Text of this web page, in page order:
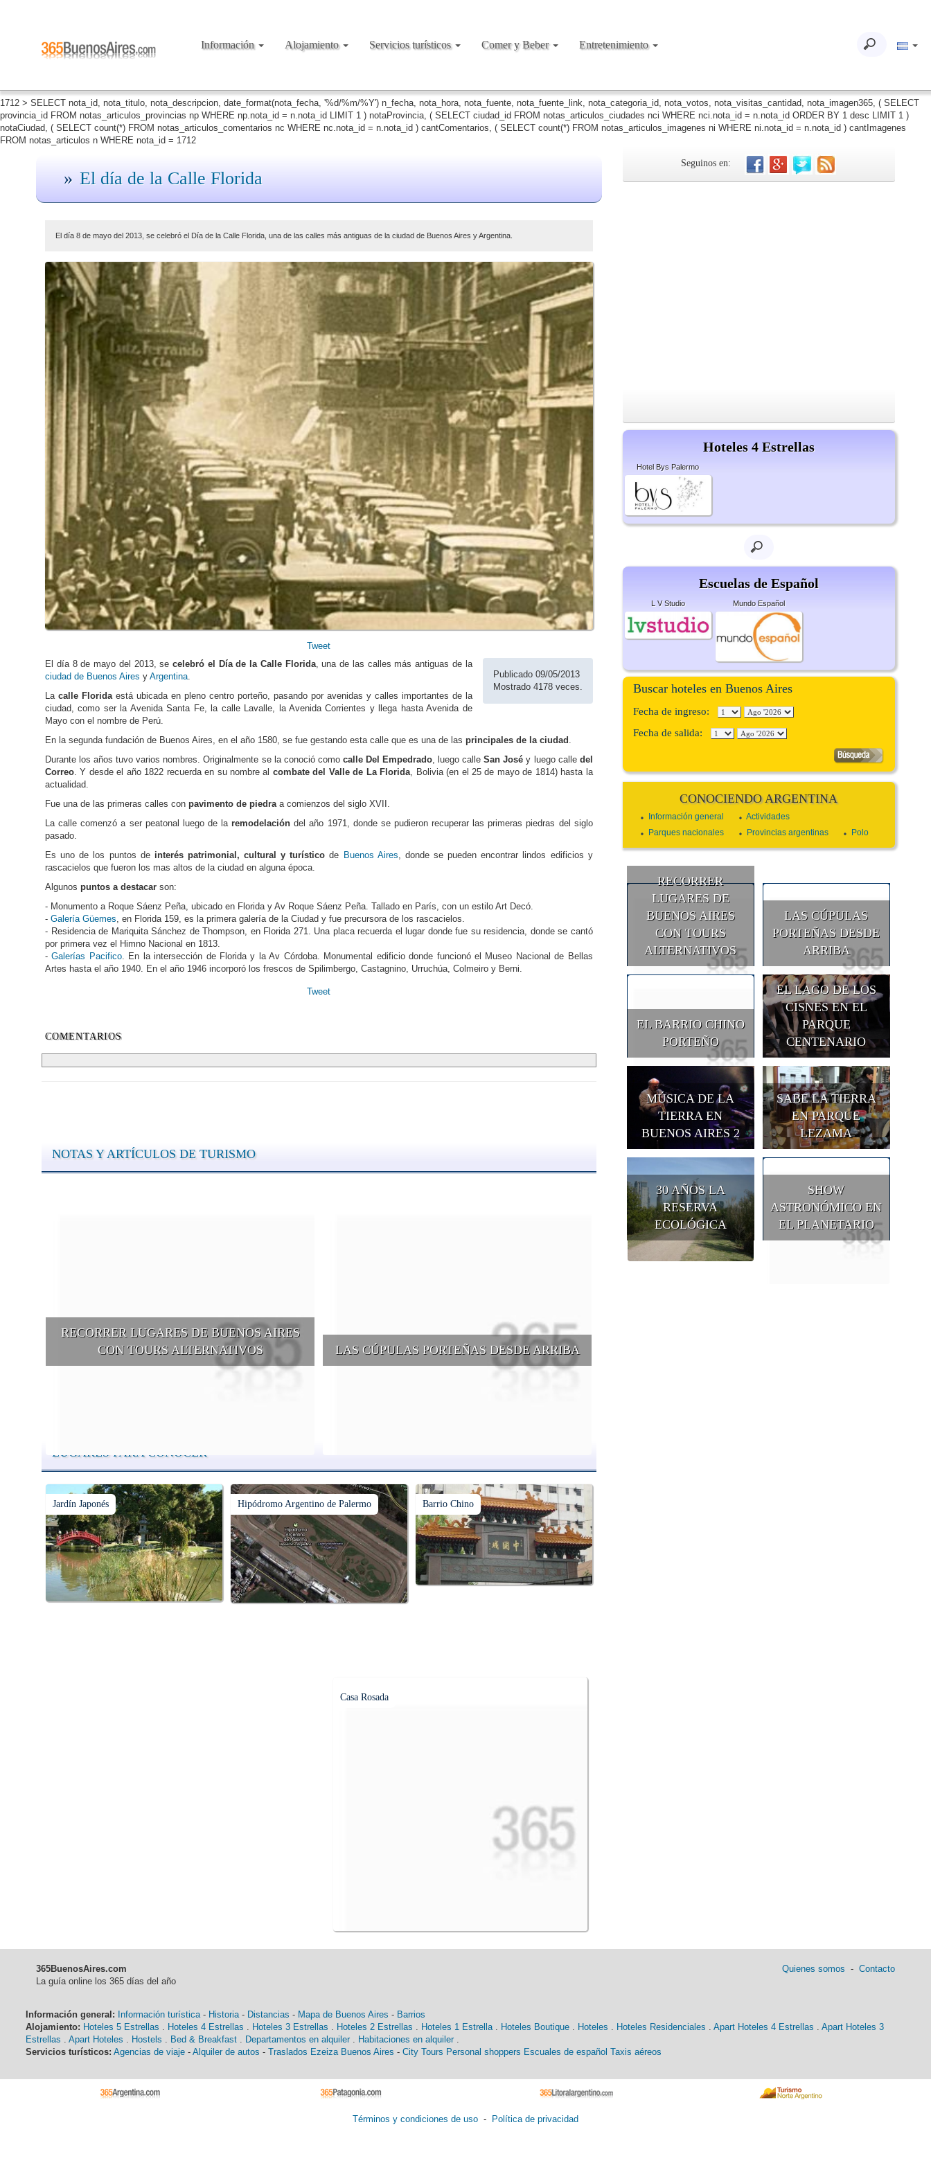
1712 > SELECT nota_id, nota_titulo, nota_descripcion, date_format(nota_fecha, '%d/%m/%Y') n_fecha, nota_hora, nota_fuente, nota_fuente_link, nota_categoria_id, nota_votos, nota_visitas_cantidad, nota_imagen365, ( SELECT
provincia_id FROM notas_articulos_provincias np WHERE np.nota_id = n.nota_id LIMIT 1 ) notaProvincia, ( SELECT ciudad_id FROM notas_articulos_ciudades nci WHERE nci.nota_id = n.nota_id ORDER BY 1 desc LIMIT 1 )
notaCiudad, ( SELECT count(*) FROM notas_articulos_comentarios nc WHERE nc.nota_id = n.nota_id ) cantComentarios, ( SELECT count(*) FROM notas_articulos_imagenes ni WHERE ni.nota_id = n.nota_id ) cantImagenes
FROM notas_articulos n WHERE nota_id = 1712
Información Alojamiento Servicios turísticos Comer y Beber Entretenimiento
El día de la Calle Florida
El día 8 de mayo del 2013, se celebró el Día de la Calle Florida, una de las calles más antiguas de la ciudad de Buenos Aires y Argentina.
Tweet
Publicado 09/05/2013
Mostrado 4178 veces.
El día 8 de mayo del 2013, secelebró el Día de la Calle Florida, una de las calles más antiguas de la
ciudad de Buenos Aires y Argentina.
La calle Floridaestá ubicada en pleno centro porteño, pasando por avenidas y calles importantes de la
ciudad, como ser la Avenida Santa Fe, la calle Lavalle, la Avenida Corrientes y llega hasta Avenida de
Mayo con el nombre de Perú.
En la segunda fundación de Buenos Aires, en el año 1580, se fue gestando esta calle que es una de las principales de la ciudad .
Durante los años tuvo varios nombres. Originalmente se la conoció como calle Del Empedrado, luego calleSan José y luego calle del
Correo. Y desde el año 1822 recuerda en su nombre al combate del Valle de La Florida, Bolivia (en el 25 de mayo de 1814) hasta la
actualidad.
Fue una de las primeras calles con pavimento de piedraa comienzos del siglo XVII.
La calle comenzó a ser peatonal luego de laremodelación del año 1971, donde se pudieron recuperar las primeras piedras del siglo
pasado.
Es uno de los puntos de interés patrimonial, cultural y turístico de Buenos Aires, donde se pueden encontrar lindos edificios y
rascacielos que fueron los mas altos de la ciudad en alguna época.
Algunos puntos a destacar son:
- Monumento a Roque Sáenz Peña, ubicado en Florida y Av Roque Sáenz Peña. Tallado en París, con un estilo Art Decó.
- Galería Güemes, en Florida 159, es la primera galería de la Ciudad y fue precursora de los rascacielos.
- Residencia de Mariquita Sánchez de Thompson, en Florida 271. Una placa recuerda el lugar donde fue su residencia, donde se cantó
por primera vez el Himno Nacional en 1813.
-Galerías Pacifico. En la intersección de Florida y la Av Córdoba. Monumental edificio donde funcionó el Museo Nacional de Bellas
Artes hasta el año 1940. En el año 1946 incorporó los frescos de Spilimbergo, Castagnino, Urruchúa, Colmeiro y Berni.
Tweet
COMENTARIOS
NOTAS Y ARTÍCULOS DE TURISMO
RECORRER LUGARES DE BUENOS AIRES
CON TOURS ALTERNATIVOS
LAS CÚPULAS PORTEÑAS DESDE ARRIBA
LUGARES PARA CONOCER
Jardín Japonés Hipódromo Argentino de Palermo Barrio Chino
Casa Rosada
Seguinos en:
Hoteles 4 Estrellas
Hotel Bys Palermo
Escuelas de Español
L V Studio Mundo Español
Buscar hoteles en Buenos Aires
Fecha de ingreso:
Fecha de salida:
CONOCIENDO ARGENTINA
Información general
Actividades
Parques nacionales
Provincias argentinas Polo
RECORRER
LUGARES DE
BUENOS AIRES
CON TOURS
ALTERNATIVOS
LAS CÚPULAS
PORTEÑAS DESDE
ARRIBA
EL BARRIO CHINO
PORTEÑO
EL LAGO DE LOS
CISNES EN EL
PARQUE
CENTENARIO
MÚSICA DE LA
TIERRA EN
BUENOS AIRES 2
SABE LA TIERRA
EN PARQUE
LEZAMA
30 AÑOS LA
RESERVA
ECOLÓGICA
SHOW
ASTRONÓMICO EN
EL PLANETARIO
365BuenosAires.com
La guía online los 365 días del año
Quienes somos - Contacto
Información general: Información turística- Historia- Distancias - Mapa de Buenos Aires - Barrios
Alojamiento: Hoteles 5 Estrellas . Hoteles 4 Estrellas . Hoteles 3 Estrellas . Hoteles 2 Estrellas . Hoteles 1 Estrella. Hoteles Boutique . Hoteles . Hoteles Residenciales . Apart Hoteles 4 Estrellas . Apart Hoteles 3
Estrellas . Apart Hoteles . Hostels . Bed & Breakfast . Departamentos en alquiler . Habitaciones en alquiler .
Servicios turísticos: Agencias de viaje - Alquiler de autos - Traslados Ezeiza Buenos Aires - City Tours Personal shoppers Escuales de español Taxis aéreos
Términos y condiciones de uso - Política de privacidad